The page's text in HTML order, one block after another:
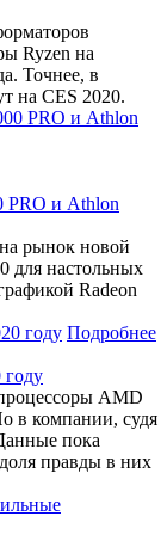
Ryzen на
Точнее, в
на CES 2020.
PRO и Athlon
рынок новой
для настольных
Radeon
Подробнее
AMD
в компании, судя
пока
правды в них